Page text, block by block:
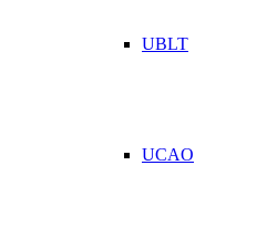
UBLT
UCAO